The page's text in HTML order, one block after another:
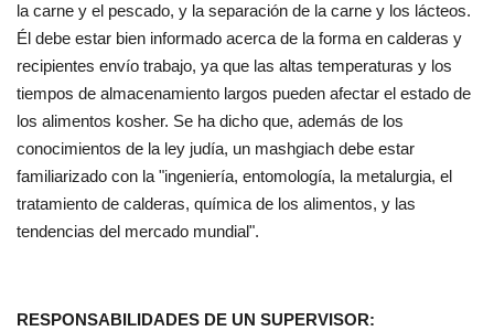
la carne y el pescado, y la separación de la carne y los lácteos.
Él debe estar bien informado acerca de la forma en calderas y
recipientes envío trabajo, ya que las altas temperaturas y los
tiempos de almacenamiento largos pueden afectar el estado de
los alimentos kosher. Se ha dicho que, además de los
conocimientos de la ley judía, un mashgiach debe estar
familiarizado con la "ingeniería, entomología, la metalurgia, el
tratamiento de calderas, química de los alimentos, y las
tendencias del mercado mundial".
RESPONSABILIDADES DE UN SUPERVISOR: